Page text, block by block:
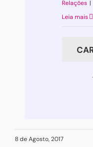
Relações |
Leia mais
8 de Agosto, 2017